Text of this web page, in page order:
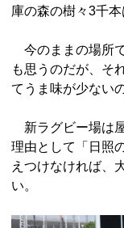
庫の森の樹々3千
今のままの場所
も思うのだが、そ
てうま味が少ない
新ラグビー場は
理由として「日照
えつけなければ、
い。